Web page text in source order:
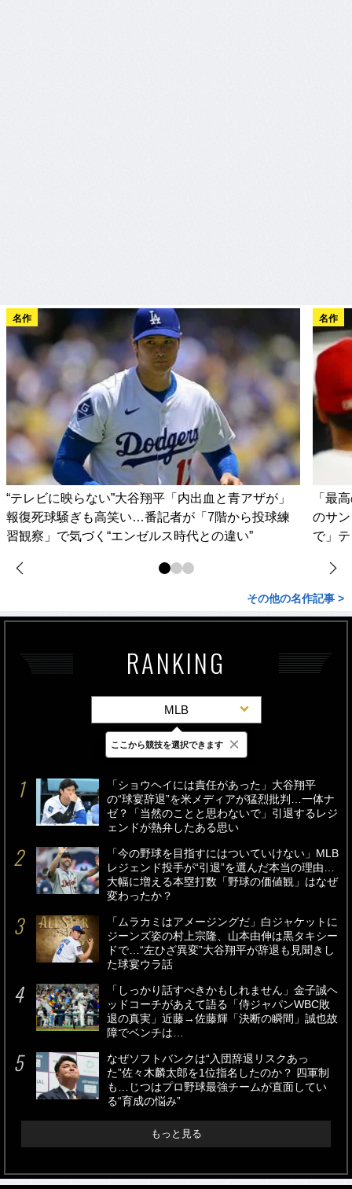
名作
“テレビに映らない”大谷翔平「内出血と青アザが」
報復死球騒ぎも高笑い…番記者が「7階から投球練
習観察」で気づく“エンゼルス時代との違い”
名作
「最
のサ
で」
その他の名作記事 >
RANKING
MLB
最新 24時間 週間
「ショウヘイには責任があった」大谷翔平
の“球宴辞退”を米メディアが猛烈批判…一体ナ
ゼ？「当然のことと思わないで」引退するレジ
ェンドが熱弁したある思い
「今の野球を目指すにはついていけない」MLB
レジェンド投手が“引退”を選んだ本当の理由…
大幅に増える本塁打数「野球の価値観」はなぜ
変わったか？
「ムラカミはアメージングだ」白ジャケットに
ジーンズ姿の村上宗隆、山本由伸は黒タキシー
ドで…“左ひざ異変”大谷翔平が辞退も見聞きし
た球宴ウラ話
「しっかり話すべきかもしれません」金子誠ヘ
ッドコーチがあえて語る「侍ジャパンWBC敗
退の真実」近藤→佐藤輝「決断の瞬間」誠也故
障でベンチは…
なぜソフトバンクは“入団辞退リスクあっ
た”佐々木麟太郎を1位指名したのか？ 四軍制
も…じつはプロ野球最強チームが直面してい
る“育成の悩み”
もっと見る
ここから競技を選択できます ×